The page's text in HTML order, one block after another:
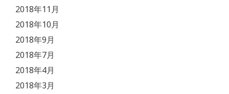
2018年11月
2018年10月
2018年9月
2018年7月
2018年4月
2018年3月